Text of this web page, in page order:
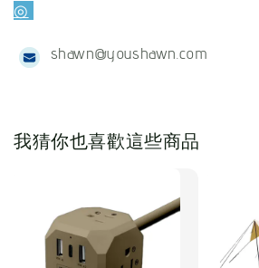
◎
shawn@youshawn.com
我猜你也喜歡這些商品